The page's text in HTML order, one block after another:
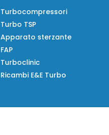
Turbocompressori
Turbo TSP
Apparato sterzante
FAP
Turboclinic
Ricambi E&E Turbo